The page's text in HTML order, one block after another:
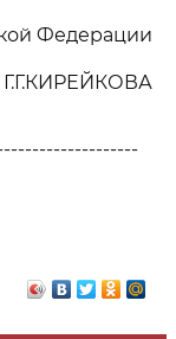
Федерации
Г.Г.КИРЕЙКОВА